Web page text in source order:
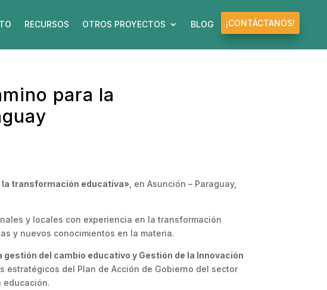
RECURSOS OTROS PROYECTOS BLOG ¡CONTÁCTANOS!
para la
la transformación educativa» , en Asunción – Paraguay,
y locales con experiencia en la transformación
y nuevos conocimientos en la materia.
del cambio educativo y Gestión de la Innovación
del Plan de Acción de Gobierno del sector
educación.